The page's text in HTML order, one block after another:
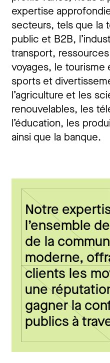
expertise
secteurs, tels que la
public et B2B,
transport,
voyages, le tourisme
sports et
l’agriculture et les
renouvelables, les
l’éducation, les
ainsi que la banque.
Notre
l’ensemble
de la
moderne,
clients les
une
gagner la
publics à